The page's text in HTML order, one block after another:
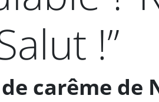
!”
carême de